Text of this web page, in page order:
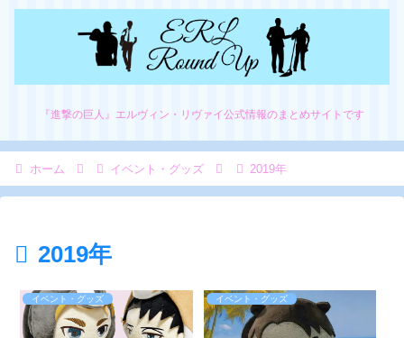
『進撃の巨人』エルヴィン・リヴァイ公式情報のまとめサイトです
ホーム イベント・グッズ 2019年
2019年
イベント・グッズ イベント・グッズ